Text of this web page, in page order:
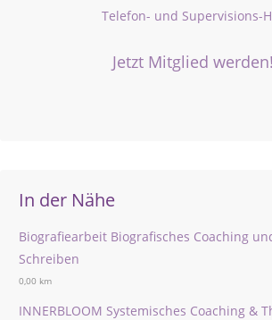
Telefon- und Supervisions-
Jetzt Mitglied werden!
In der Nähe
Biografiearbeit Biografisches Coaching
Schreiben
0,00 km
INNERBLOOM Systemisches Coaching &